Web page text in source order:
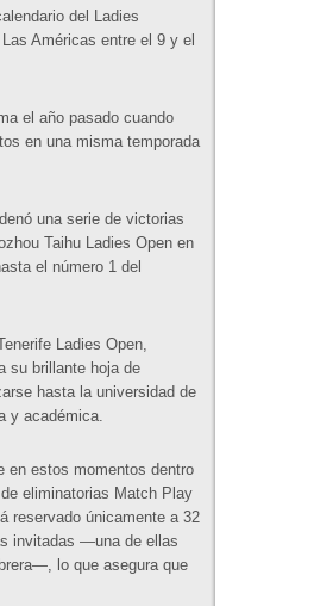
del Ladies
Américas entre el 9 y el
el año pasado cuando
en una misma temporada
una serie de victorias
Taihu Ladies Open en
el número 1 del
Ladies Open,
su brillante hoja de
hasta la universidad de
y académica.
en estos momentos dentro
eliminatorias Match Play
reservado únicamente a 32
invitadas —una de ellas
lo que asegura que